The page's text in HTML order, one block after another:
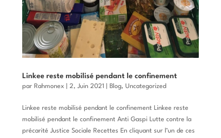
Linkee reste mobilisé pendant le confinement
par Rahmonex| 2, Juin 2021 Blog, Uncategorized
Linkee reste mobilisé pendant le confinement Linkee reste
mobilisé pendant le confinement Anti Gaspi Lutte contre la
précarité Justice Sociale Recettes En cliquant sur l’un de ces